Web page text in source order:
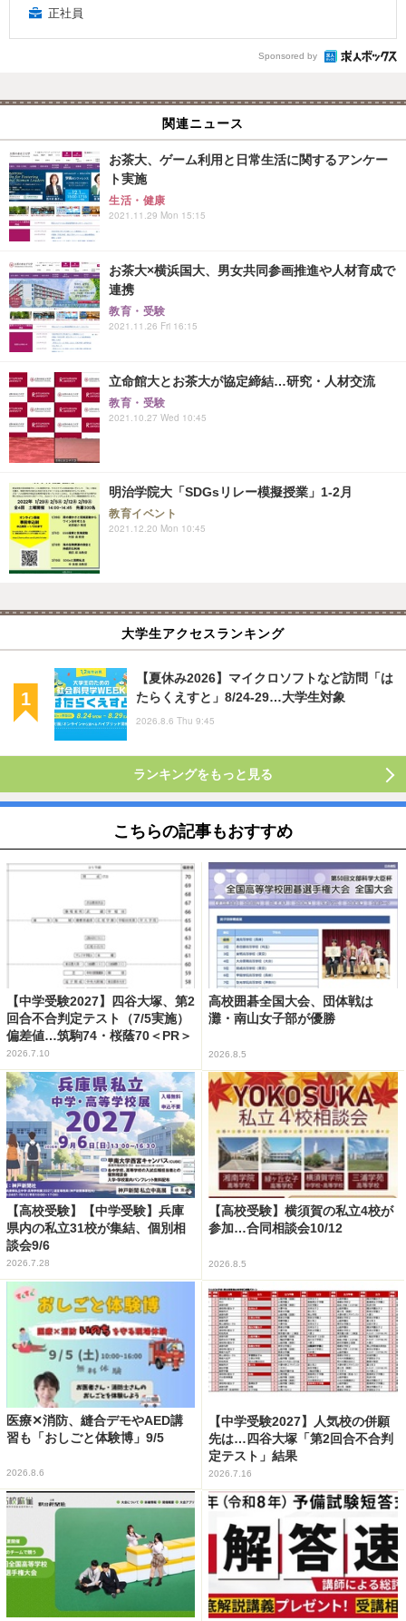
正社員
Sponsored by
関連ニュース
お茶大、ゲーム利用と日常生活に関するアンケー
ト実施
生活・健康
2021.11.29 Mon 15:15
お茶大×横浜国大、男女共同参画推進や人材育成で
連携
教育・受験
2021.11.26 Fri 16:15
立命館大とお茶大が協定締結…研究・人材交流
教育・受験
2021.10.27 Wed 10:45
明治学院大「SDGsリレー模擬授業」1-2月
教育イベント
2021.12.20 Mon 10:45
大学生アクセスランキング
【夏休み2026】マイクロソフトなど訪問「は
たらくえすと」8/24-29…大学生対象
2026.8.6 Thu 9:45
ランキングをもっと見る
こちらの記事もおすすめ
【中学受験2027】四谷大塚、第2
回合不合判定テスト（7/5実施）
偏差値…筑駒74・桜蔭70＜PR＞
2026.7.10
高校囲碁全国大会、団体戦は
灘・南山女子部が優勝
2026.8.5
【高校受験】【中学受験】兵庫
県内の私立31校が集結、個別相
談会9/6
2026.7.28
【高校受験】横須賀の私立4校が
参加…合同相談会10/12
2026.8.5
医療✕消防、縫合デモやAED講
習も「おしごと体験博」9/5
2026.8.6
【中学受験2027】人気校の併願
先は…四谷大塚「第2回合不合判
定テスト」結果
2026.7.16